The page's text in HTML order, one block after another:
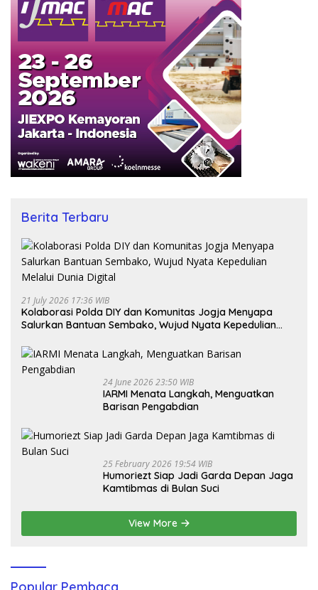
Berita Terbaru
21 July 2026 17:36 WIB
Kolaborasi Polda DIY dan Komunitas Jogja Menyapa
Salurkan Bantuan Sembako, Wujud Nyata Kepedulian
24 June 2026 23:50 WIB
IARMI Menata Langkah, Menguatkan
Barisan Pengabdian
25 February 2026 19:54 WIB
Humoriezt Siap Jadi Garda Depan Jaga
Kamtibmas di Bulan Suci
View More